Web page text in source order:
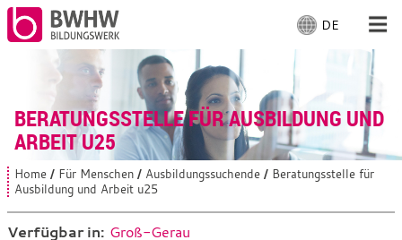
S
p
r
a
c
h
e
a
s
DE
BERATUNGSSTELLE FÜR AUSBILDUNG UND
ARBEIT U25
Für Menschen
Für Unternehmen
Von uns
Vor Ort
S
i
e
s
Home Für Menschen Ausbildungssuchende Beratungsstelle für
Ausbildung und Arbeit u25
Verfügbar in: Groß-Gerau